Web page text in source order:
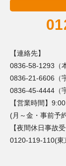
【連絡先】
0836-58-1293（
0836-21-6606（
0836-45-4444（
【営業時間】
(月～金・事前予
【夜間休日事故受
0120-119-110(東